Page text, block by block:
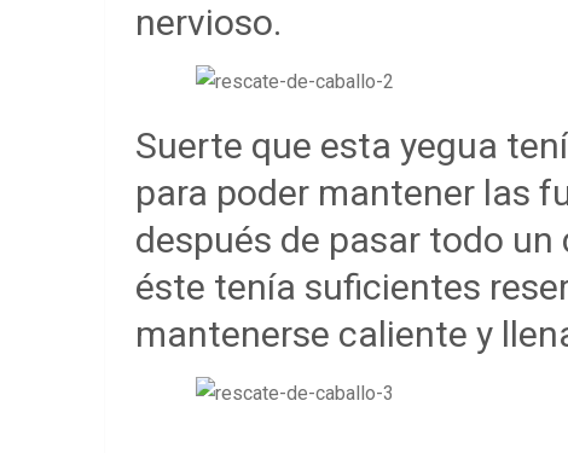
nervioso.
Suerte que esta yegua
para poder mantener las
después de pasar todo un
éste tenía suficientes
mantenerse caliente y